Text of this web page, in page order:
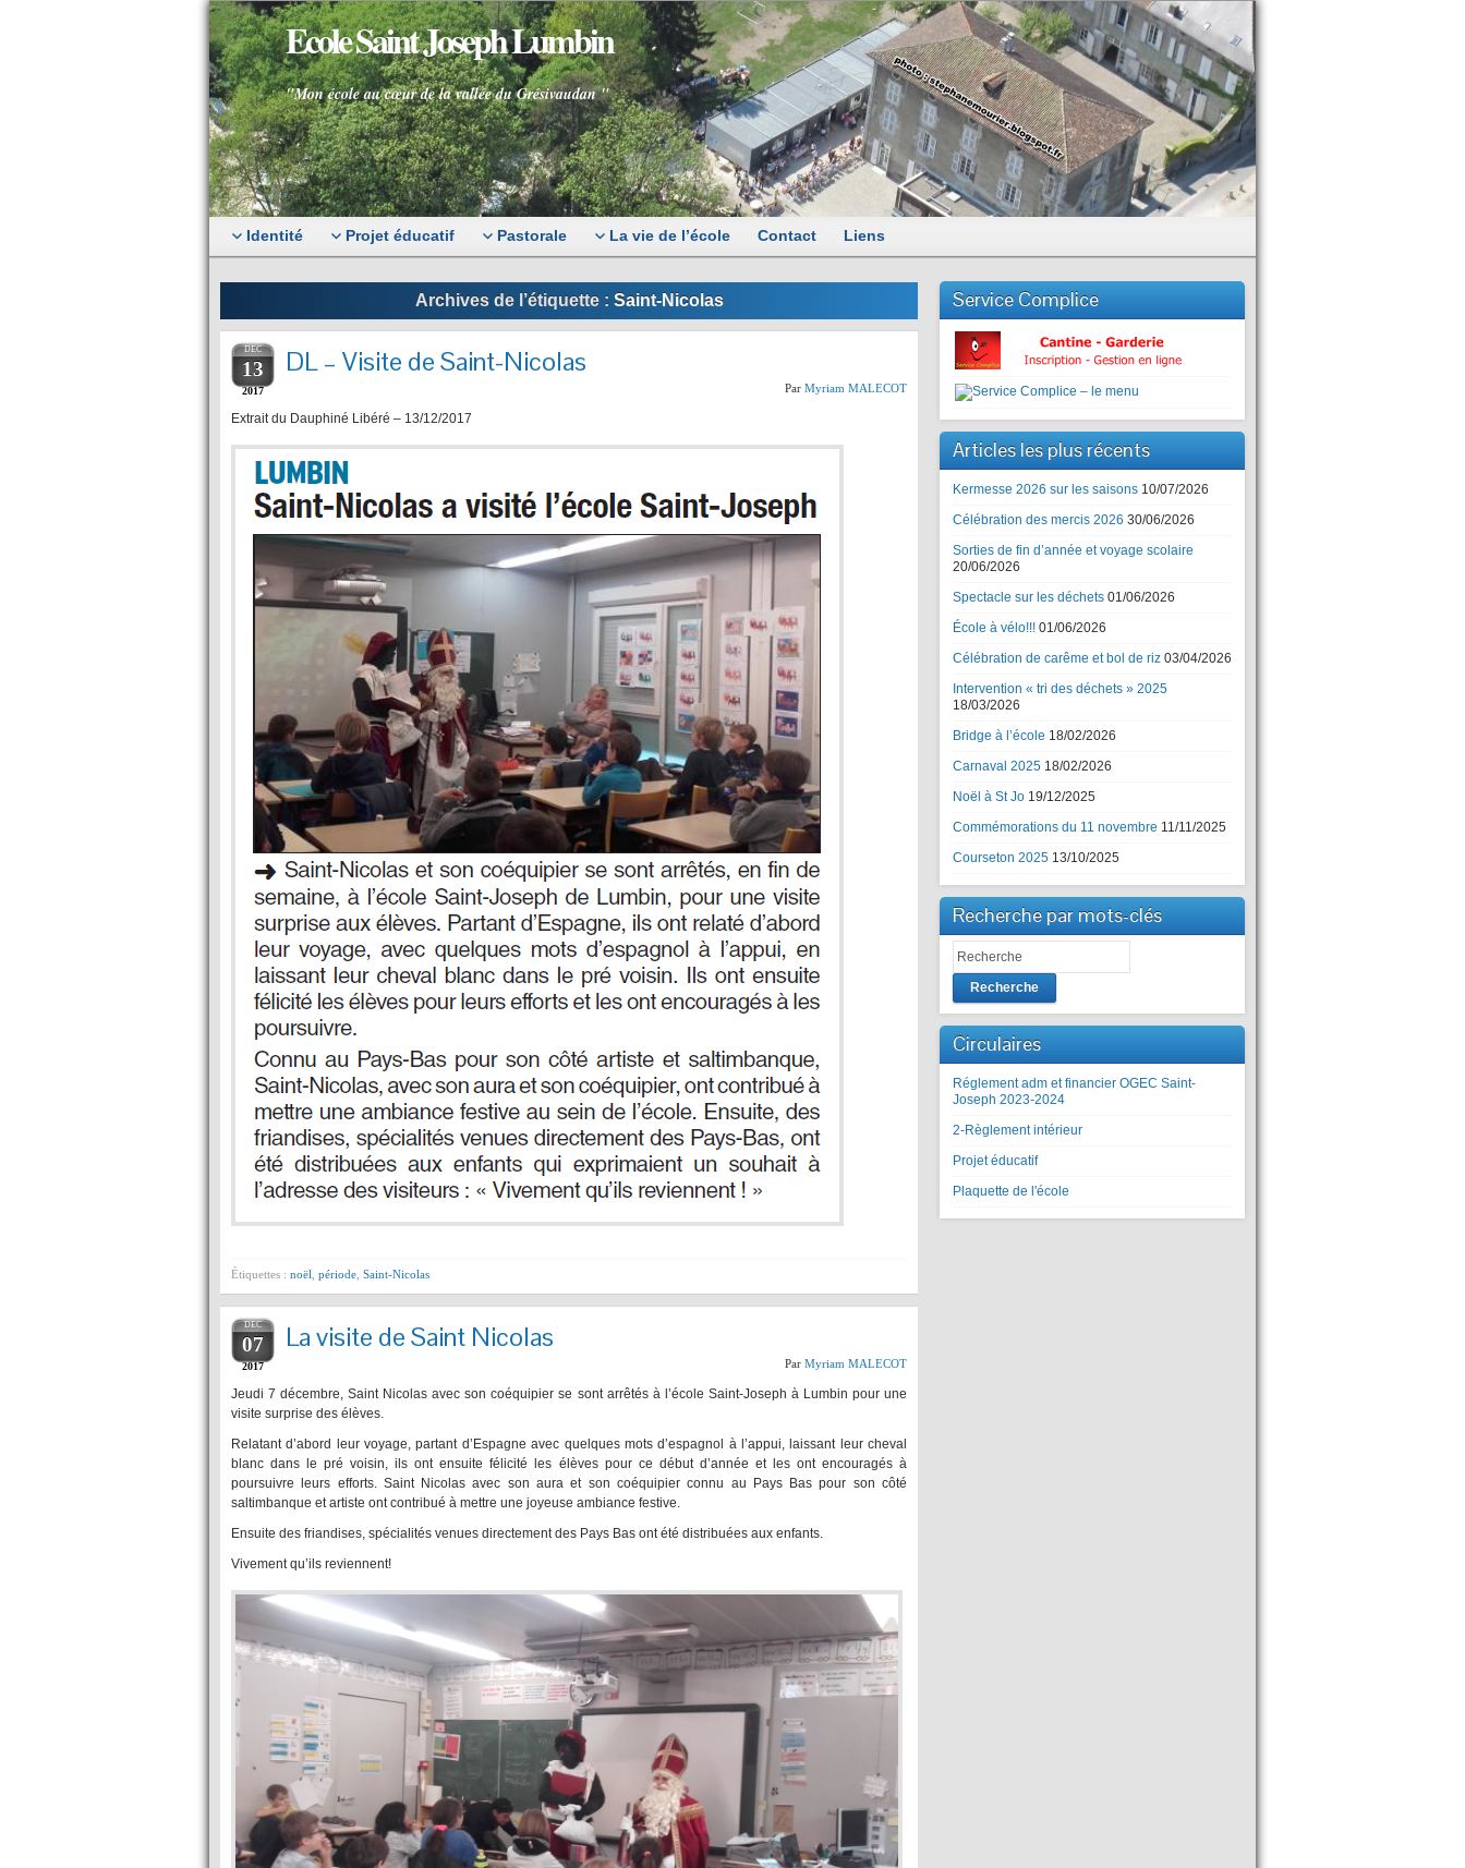
Ecole Saint Joseph Lumbin
"Mon école au cœur de la vallée du Grésivaudan "
Identité Projet éducatif Pastorale La vie de l’école Contact Liens
Archives de l’étiquette : Saint-Nicolas
DEC
13
2017
DL – Visite de Saint-Nicolas
Par Myriam MALECOT
Extrait du Dauphiné Libéré – 13/12/2017
Étiquettes : noël période Saint-Nicolas
DEC
07
2017
La visite de Saint Nicolas
Par Myriam MALECOT
Jeudi 7 décembre, Saint Nicolas avec son coéquipier se sont arrêtés à l’école Saint-Joseph à Lumbin pour une
visite surprise des élèves.
Relatant d’abord leur voyage, partant d’Espagne avec quelques mots d’espagnol à l’appui, laissant leur cheval
blanc dans le pré voisin, ils ont ensuite félicité les élèves pour ce début d’année et les ont encouragés à
poursuivre leurs efforts. Saint Nicolas avec son aura et son coéquipier connu au Pays Bas pour son côté
saltimbanque et artiste ont contribué à mettre une joyeuse ambiance festive.
Ensuite des friandises, spécialités venues directement des Pays Bas ont été distribuées aux enfants.
Vivement qu’ils reviennent!
Service Complice
Articles les plus récents
Kermesse 2026 sur les saisons 10/07/2026
Célébration des mercis 2026 30/06/2026
Sorties de fin d’année et voyage scolaire
20/06/2026
Spectacle sur les déchets 01/06/2026
École à vélo!!! 01/06/2026
Célébration de carême et bol de riz 03/04/2026
Intervention « tri des déchets » 2025
18/03/2026
Bridge à l’école 18/02/2026
Carnaval 2025 18/02/2026
Noël à St Jo 19/12/2025
Commémorations du 11 novembre 11/11/2025
Courseton 2025 13/10/2025
Recherche par mots-clés
Recherche
Circulaires
Réglement adm et financier OGEC Saint-
Joseph 2023-2024
2-Règlement intérieur
Projet éducatif
Plaquette de l'école